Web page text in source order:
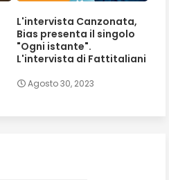
L'intervista Canzonata,
Bias presenta il singolo
"Ogni istante".
L'intervista di Fattitaliani
Agosto 30, 2023